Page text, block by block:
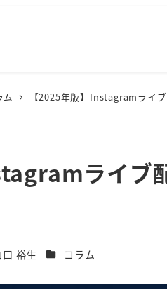
ム 【2025年版】Instagramライ
ライブ
口 裕生 カテゴリー
コラム